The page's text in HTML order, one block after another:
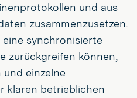
und aus
zusammenzusetzen.
synchronisierte
zurückgreifen können,
und einzelne
klaren betrieblichen